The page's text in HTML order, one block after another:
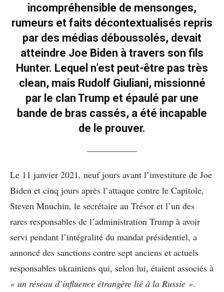
incompréhensible de mensonges,
rumeurs et faits décontextualisés repris
par des médias déboussolés, devait
atteindre Joe Biden à travers son fils
Hunter. Lequel n’est peut-être pas très
clean, mais Rudolf Giuliani, missionné
par le clan Trump et épaulé par une
bande de bras cassés, a été incapable
de le prouver.
Le 11 janvier 2021, neuf jours avant l’investiture de Joe
Biden et cinq jours après l’attaque contre le Capitole,
Steven Mnuchin, le secrétaire au Trésor et l’un des
rares responsables de l’administration Trump à avoir
servi pendant l’intégralité du mandat présidentiel, a
annoncé des sanctions contre sept anciens et actuels
responsables ukrainiens qui, selon lui, étaient associés à
« un réseau d’influence étrangère lié à la Russie ».